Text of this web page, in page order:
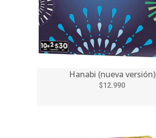
Hanabi (nueva versión)
$12.990